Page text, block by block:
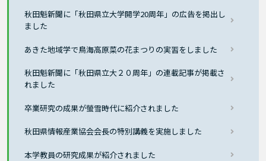
秋田魁新聞に「秋田県立大学開学20周年」の広告を掲出し
ました
あきた地域学で鳥海高原菜の花まつりの実習をしました
秋田魁新聞に「秋田県立大２０周年」の連載記事が掲載さ
れました
卒業研究の成果が螢雪時代に紹介されました
秋田県情報産業協会会長の特別講義を実施しました
本学教員の研究成果が紹介されました